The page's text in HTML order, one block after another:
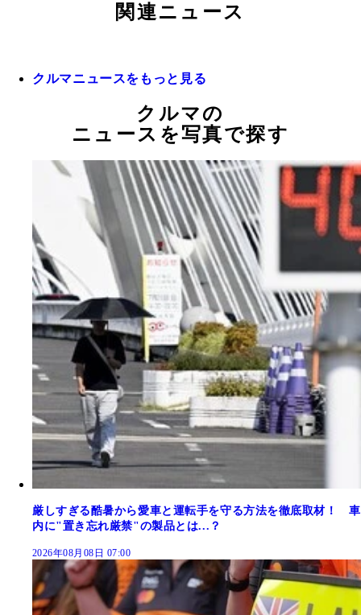
関連ニュース
クルマニュースをもっと見る
クルマの
ニュースを写真で探す
厳しすぎる酷暑から愛車と運転手を守る方法を徹底取材！ 車
内に"置き忘れ厳禁"の製品とは...？
2026年08月08日 07:00